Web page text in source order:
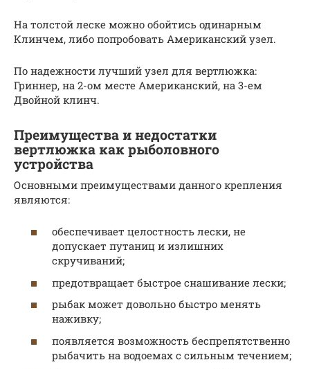
На толстой леске можно обойтись одинарным
Клинчем, либо попробовать Американский узел.
По надежности лучший узел для вертлюжка:
Гриннер, на 2-ом месте Американский, на 3-ем
Двойной клинч.
Преимущества и недостатки
вертлюжка как рыболовного
устройства
Основными преимуществами данного крепления
являются:
обеспечивает целостность лески, не
допускает путаниц и излишних
скручиваний;
предотвращает быстрое снашивание лески;
рыбак может довольно быстро менять
наживку;
появляется возможность беспрепятственно
рыбачить на водоемах с сильным течением;